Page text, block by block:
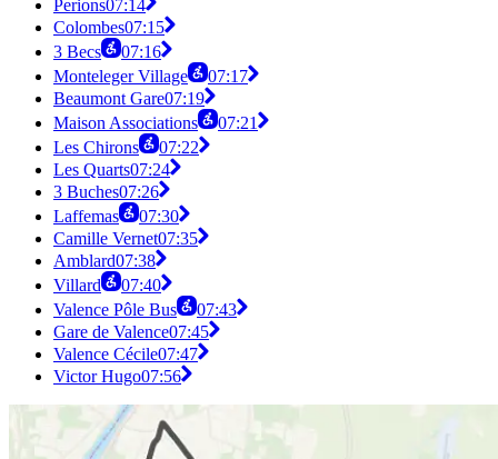
Perions07:14
Colombes07:15
3 Becs
07:16
Monteleger Village
07:17
Beaumont Gare07:19
Maison Associations
07:21
Les Chirons
07:22
Les Quarts07:24
3 Buches07:26
Laffemas
07:30
Camille Vernet07:35
Amblard07:38
Villard
07:40
Valence Pôle Bus
07:43
Gare de Valence07:45
Valence Cécile07:47
Victor Hugo07:56